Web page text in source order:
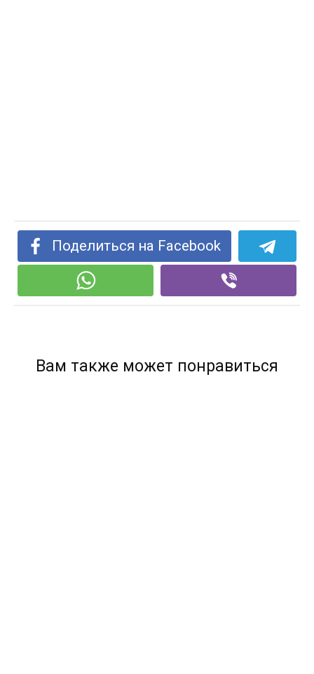
Поделиться на Facebook
Вам также может понравиться